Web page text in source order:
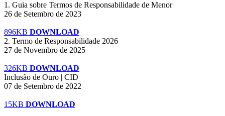
1. Guia sobre Termos de Responsabilidade de Menor
26 de Setembro de 2023
896KB DOWNLOAD
2. Termo de Responsabilidade 2026
27 de Novembro de 2025
326KB DOWNLOAD
Inclusão de Ouro | CID
07 de Setembro de 2022
15KB DOWNLOAD